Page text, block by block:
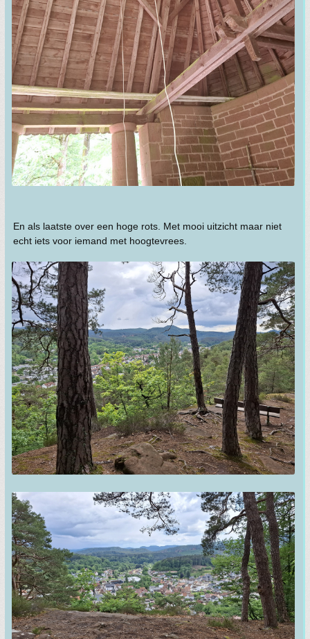
En als laatste over een hoge rots. Met mooi uitzicht maar niet
echt iets voor iemand met hoogtevrees.